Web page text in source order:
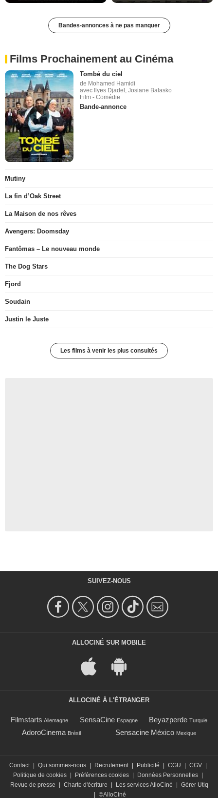
Bandes-annonces à ne pas manquer
Films Prochainement au Cinéma
Tombé du ciel
de Mohamed Hamidi
avec Ilyes Djadel, Josiane Balasko
Film - Comédie
Bande-annonce
Mutiny
La fin d’Oak Street
La Maison de nos rêves
Avengers: Doomsday
Fantômas – Le nouveau monde
The Dog Stars
Fjord
Soudain
Justin le Juste
Les films à venir les plus consultés
SUIVEZ-NOUS
ALLOCINÉ SUR MOBILE
ALLOCINÉ À L'ÉTRANGER
Filmstarts Allemagne SensaCine Espagne Beyazperde Turquie
AdoroCinema Brésil Sensacine México Mexique
Contact Qui sommes-nous Recrutement Publicité CGU CGV
Politique de cookies
Préférences cookies Données Personnelles
Revue de presse
Charte d'écriture Les services AlloCiné
Gérer Utiq
©AlloCiné